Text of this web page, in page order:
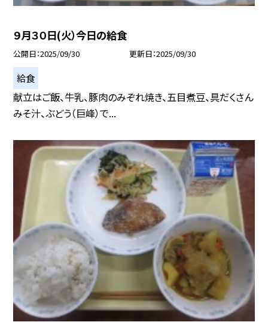
９月３０日(火）今日の給食
公開日 2025/09/30 更新日 2025/09/30
給食
献立はご飯、牛乳、豚肉のみぞれ焼き、五目煮豆、具だくさん
みそ汁、ぶどう（巨峰）で...